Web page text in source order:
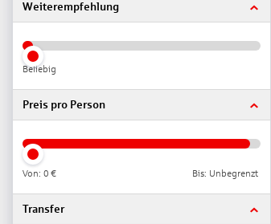
Weiterempfehlung
Beliebig
Preis pro Person
Von: 0 € Bis: Unbegrenzt
Transfer